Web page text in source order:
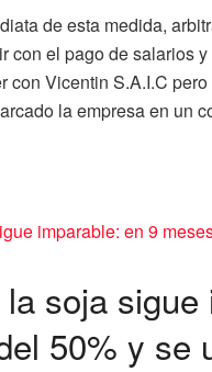
de esta medida,
con el pago de salarios
con Vicentin S.A.I.C
la empresa en un
soja
50% y se